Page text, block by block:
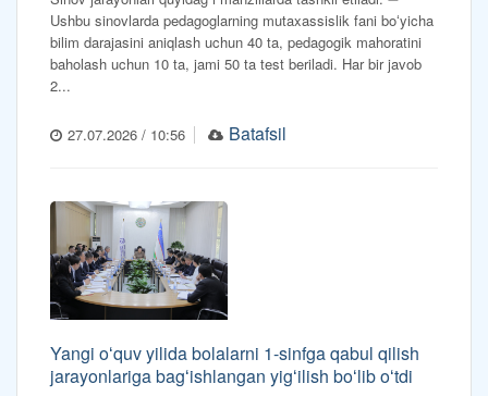
Ushbu sinovlarda pedagoglarning mutaxassislik fani boʻyicha
bilim darajasini aniqlash uchun 40 ta, pedagogik mahoratini
baholash uchun 10 ta, jami 50 ta test beriladi. Har bir javob
2...
27.07.2026 / 10:56 Batafsil
Yangi oʻquv yilida bolalarni 1-sinfga qabul qilish
jarayonlariga bagʻishlangan yigʻilish boʻlib oʻtdi